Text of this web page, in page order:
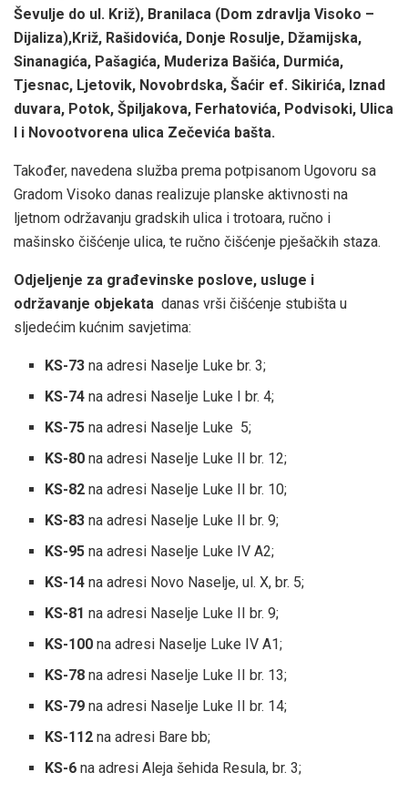
Ševulje do ul. Križ), Branilaca (Dom zdravlja Visoko –
Dijaliza),Križ, Rašidovića, Donje Rosulje, Džamijska,
Sinanagića, Pašagića, Muderiza Bašića, Durmića,
Tjesnac, Ljetovik, Novobrdska, Šaćir ef. Sikirića, Iznad
duvara, Potok, Špiljakova, Ferhatovića, Podvisoki, Ulica
I i Novootvorena ulica Zečevića bašta.
Također, navedena služba prema potpisanom Ugovoru sa
Gradom Visoko danas realizuje planske aktivnosti na
ljetnom održavanju gradskih ulica i trotoara, ručno i
mašinsko čišćenje ulica, te ručno čišćenje pješačkih staza.
Odjeljenje za građevinske poslove, usluge i
održavanje objekata danas vrši čišćenje stubišta u
sljedećim kućnim savjetima:
KS-73 na adresi Naselje Luke br. 3;
KS-74na adresi Naselje Luke I br. 4;
KS-75na adresi Naselje Luke 5;
KS-80na adresi Naselje Luke II br. 12;
KS-82na adresi Naselje Luke II br. 10;
KS-83na adresi Naselje Luke II br. 9;
KS-95na adresi Naselje Luke IV A2;
KS-14na adresi Novo Naselje, ul. X, br. 5;
KS-81na adresi Naselje Luke II br. 9;
KS-100na adresi Naselje Luke IV A1;
KS-78na adresi Naselje Luke II br. 13;
KS-79na adresi Naselje Luke II br. 14;
KS-112na adresi Bare bb;
KS-6na adresi Aleja šehida Resula, br. 3;